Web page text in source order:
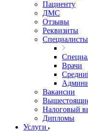
Пациенту
ДМС
Отзывы
Реквизиты
Специалисты
Врачи
Вакансии
Налоговый
Дипломы
Услуги